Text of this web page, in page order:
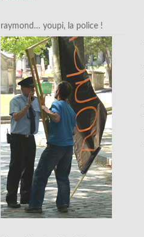
raymond… youpi, la police !